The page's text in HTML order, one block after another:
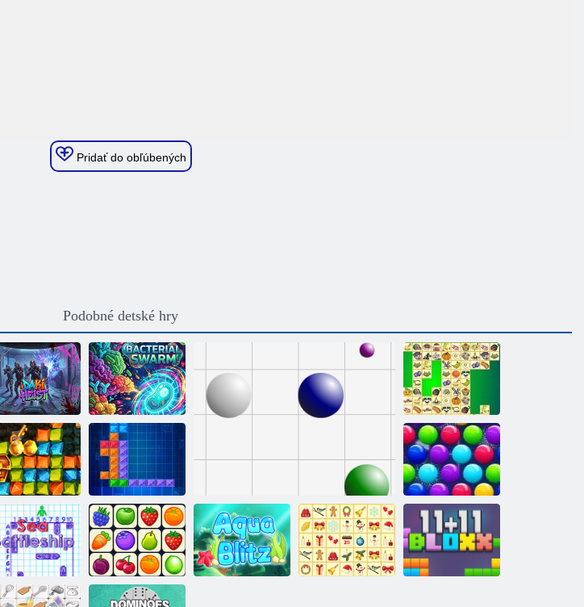
Pridať do obľúbených
Podobné detské hry
Ducky Heist Bakteriálny roj Kris Mahjong
Gold Rush:
Treasure Hunter
Tentriks
Vianočné
vydanie:
Legrační bubliny